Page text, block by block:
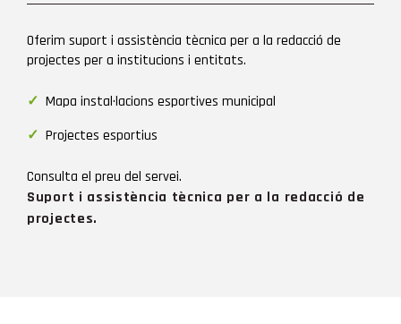
Oferim suport i assistència tècnica per a la redacció de
projectes per a institucions i entitats.
Mapa instal·lacions esportives municipal
Projectes esportius
Consulta el preu del servei.
Suport i assistència tècnica per a la redacció de
projectes.